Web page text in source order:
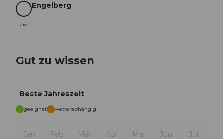
Ziel
Ziel
Engelberg
Gut zu wissen
Beste Jahreszeit
geeignet wetterabhängig
Jan Feb Mär Apr Mai Jun Jul